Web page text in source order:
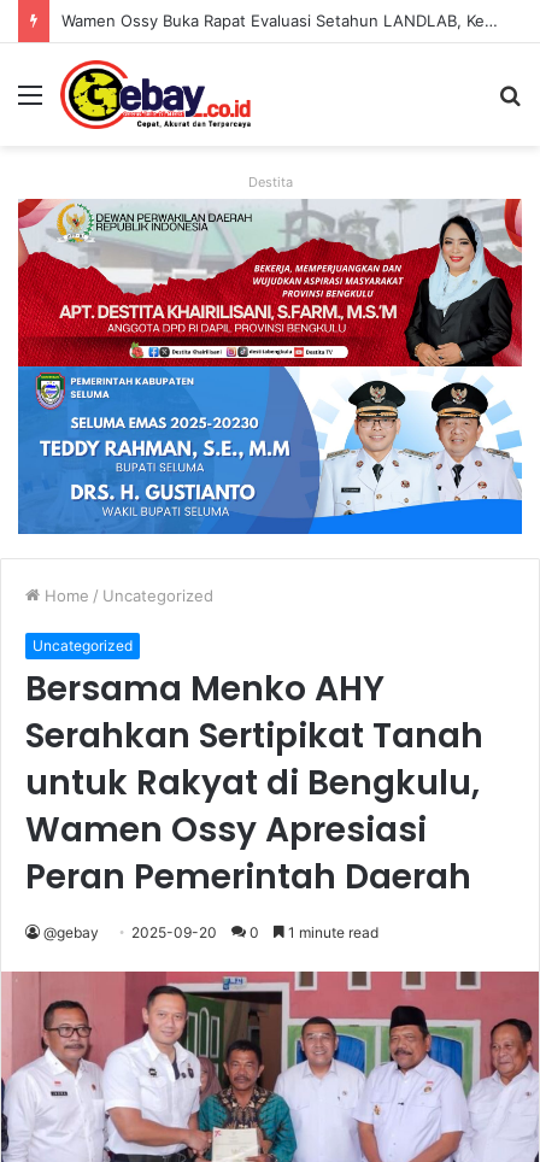
Wamen Ossy Buka Rapat Evaluasi Setahun LANDLAB, Kerja Sama Kementerian ATR/BPN Bersama JICA
Destita
Home / Uncategorized
Uncategorized
Bersama Menko AHY
Serahkan Sertipikat Tanah
untuk Rakyat di Bengkulu,
Wamen Ossy Apresiasi
Peran Pemerintah Daerah
@gebay 2025-09-20 0 1 minute read